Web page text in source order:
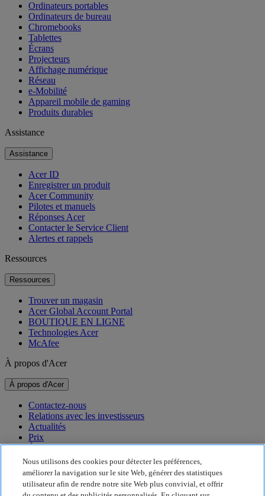
Ordinateurs portables
Ordinateurs de bureau
Chromebooks
Tablettes
Écrans
Projecteurs
Affichage numérique
Réseau
e-Mobilité
Appareil mobile de gaming
Produits durables
Assistance
Assistance
Acer ID
Enregistrer un produit
Acer Community
Pilotes et manuels
Réponses Acer
Contacter le Service Client
Alertes et rappels
Ressources
Ressources
Trouver un magasin
Acer Global Account Portal
BOUTIQUE EN LIGNE
Technologies Acer
McAfee
À propos d'Acer
À propos d'Acer
Contactez-nous
Relations avec les investisseurs
Actualités
Prix
Événements
Développement durable
Développement durable
Nous utilisons des cookies pour détecter les préférences,
améliorer la navigation sur le site Web, générer des statistiques
utilisateur afin de rendre notre site Web plus convivial, et offrir